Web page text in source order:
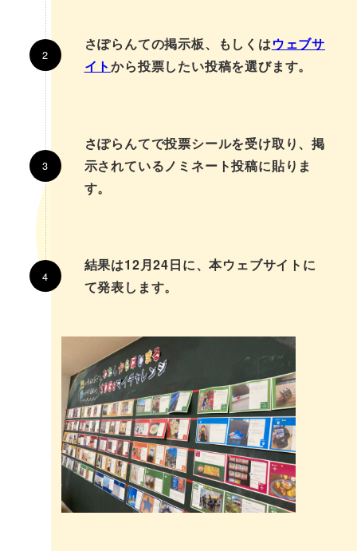
さぽらんての掲示板、もしくはウェブサ
イトから投票したい投稿を選びます。
さぽらんてで投票シールを受け取り、掲
示されているノミネート投稿に貼りま
す。
結果は12月24日に、本ウェブサイトに
て発表します。